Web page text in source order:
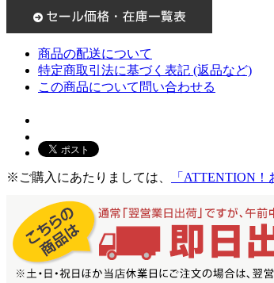
商品の配送について
特定商取引法に基づく表記 (返品など)
この商品について問い合わせる
※ご購入にあたりましては、 「ATTENTION